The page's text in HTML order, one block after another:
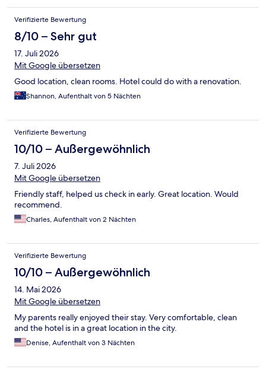
Verifizierte Bewertung
8/10 – Sehr gut
17. Juli 2026
Mit Google übersetzen
Good location, clean rooms. Hotel could do with a renovation.
Shannon, Aufenthalt von 5 Nächten
Verifizierte Bewertung
10/10 – Außergewöhnlich
7. Juli 2026
Mit Google übersetzen
Friendly staff, helped us check in early. Great location. Would
recommend.
Charles, Aufenthalt von 2 Nächten
Verifizierte Bewertung
10/10 – Außergewöhnlich
14. Mai 2026
Mit Google übersetzen
My parents really enjoyed their stay. Very comfortable, clean
and the hotel is in a great location in the city.
Denise, Aufenthalt von 3 Nächten